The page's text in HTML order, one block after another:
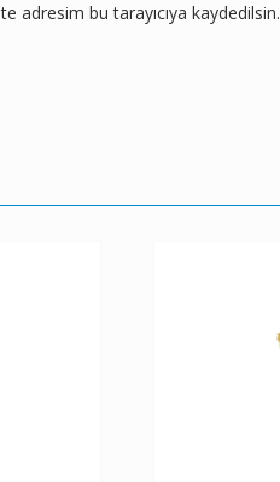
adresim bu tarayıcıya kaydedilsin.